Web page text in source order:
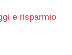
e risparmio